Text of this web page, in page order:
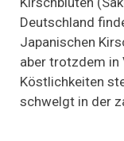
Deutschland
Japanischen
aber trotzdem in
Köstlichkeiten
schwelgt in der